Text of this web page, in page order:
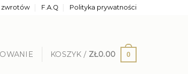
zwrotów F.A.Q Polityka prywatności
KOSZYK / ZŁ0.00 0